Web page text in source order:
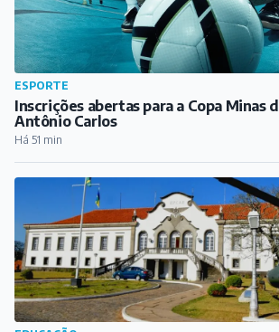
ESPORTE
Inscrições abertas para a Copa Minas
Antônio Carlos
Há 51 min